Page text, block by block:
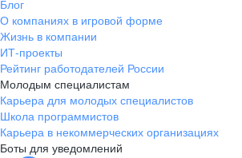
Блог
О компаниях в игровой форме
Жизнь в компании
ИТ-проекты
Рейтинг работодателей России
Молодым специалистам
Карьера для молодых специалистов
Школа программистов
Карьера в некоммерческих организациях
Боты для уведомлений